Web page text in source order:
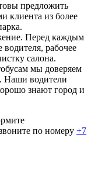
предложить
клиента из более
Перед каждым
рабочее
салона.
мы доверяем
Наши водители
знают город и
по номеру +7